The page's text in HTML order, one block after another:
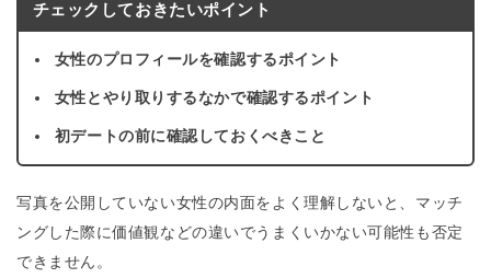
チェックしておきたいポイント
女性のプロフィールを確認するポイント
女性とやり取りするなかで確認するポイント
初デートの前に確認しておくべきこと
写真を公開していない女性の内面をよく理解しないと、マッチ
ングした際に価値観などの違いでうまくいかない可能性も否定
できません。